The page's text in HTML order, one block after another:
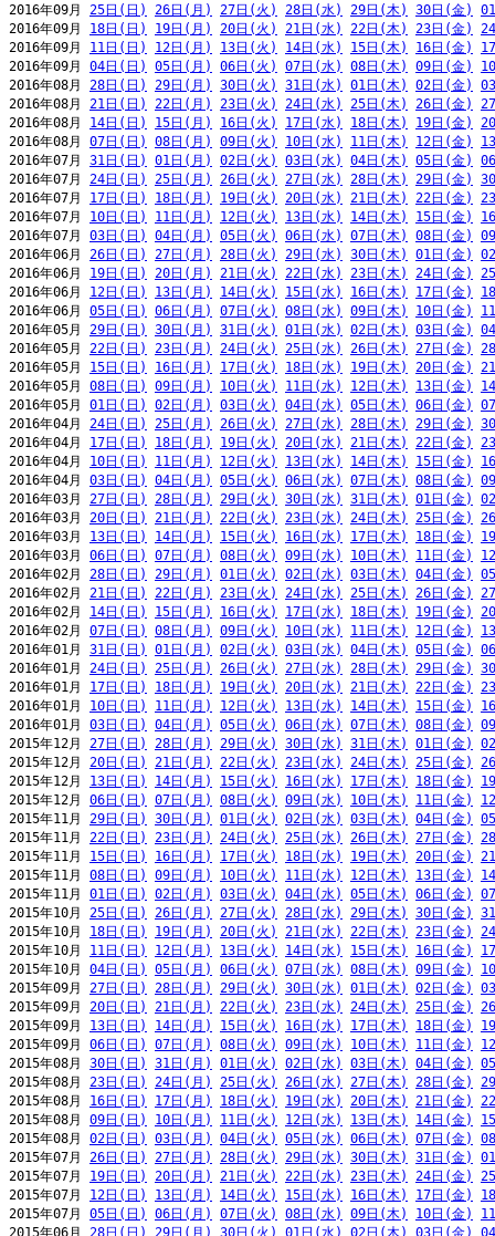
2016年09月 25日(日) 26日(月) 27日(火) 28日(水) 29日(木) 30日(金)
2016年09月 18日(日) 19日(月) 20日(火) 21日(水) 22日(木) 23日(金)
2016年09月 11日(日) 12日(月) 13日(火) 14日(水) 15日(木) 16日(金)
2016年09月 04日(日) 05日(月) 06日(火) 07日(水) 08日(木) 09日(金)
2016年08月 28日(日) 29日(月) 30日(火) 31日(水) 01日(木) 02日(金)
2016年08月 21日(日) 22日(月) 23日(火) 24日(水) 25日(木) 26日(金)
2016年08月 14日(日) 15日(月) 16日(火) 17日(水) 18日(木) 19日(金)
2016年08月 07日(日) 08日(月) 09日(火) 10日(水) 11日(木) 12日(金)
2016年07月 31日(日) 01日(月) 02日(火) 03日(水) 04日(木) 05日(金)
2016年07月 24日(日) 25日(月) 26日(火) 27日(水) 28日(木) 29日(金)
2016年07月 17日(日) 18日(月) 19日(火) 20日(水) 21日(木) 22日(金)
2016年07月 10日(日) 11日(月) 12日(火) 13日(水) 14日(木) 15日(金)
2016年07月 03日(日) 04日(月) 05日(火) 06日(水) 07日(木) 08日(金)
2016年06月 26日(日) 27日(月) 28日(火) 29日(水) 30日(木) 01日(金)
2016年06月 19日(日) 20日(月) 21日(火) 22日(水) 23日(木) 24日(金)
2016年06月 12日(日) 13日(月) 14日(火) 15日(水) 16日(木) 17日(金)
2016年06月 05日(日) 06日(月) 07日(火) 08日(水) 09日(木) 10日(金)
2016年05月 29日(日) 30日(月) 31日(火) 01日(水) 02日(木) 03日(金)
2016年05月 22日(日) 23日(月) 24日(火) 25日(水) 26日(木) 27日(金)
2016年05月 15日(日) 16日(月) 17日(火) 18日(水) 19日(木) 20日(金)
2016年05月 08日(日) 09日(月) 10日(火) 11日(水) 12日(木) 13日(金)
2016年05月 01日(日) 02日(月) 03日(火) 04日(水) 05日(木) 06日(金)
2016年04月 24日(日) 25日(月) 26日(火) 27日(水) 28日(木) 29日(金)
2016年04月 17日(日) 18日(月) 19日(火) 20日(水) 21日(木) 22日(金)
2016年04月 10日(日) 11日(月) 12日(火) 13日(水) 14日(木) 15日(金)
2016年04月 03日(日) 04日(月) 05日(火) 06日(水) 07日(木) 08日(金)
2016年03月 27日(日) 28日(月) 29日(火) 30日(水) 31日(木) 01日(金)
2016年03月 20日(日) 21日(月) 22日(火) 23日(水) 24日(木) 25日(金)
2016年03月 13日(日) 14日(月) 15日(火) 16日(水) 17日(木) 18日(金)
2016年03月 06日(日) 07日(月) 08日(火) 09日(水) 10日(木) 11日(金)
2016年02月 28日(日) 29日(月) 01日(火) 02日(水) 03日(木) 04日(金)
2016年02月 21日(日) 22日(月) 23日(火) 24日(水) 25日(木) 26日(金)
2016年02月 14日(日) 15日(月) 16日(火) 17日(水) 18日(木) 19日(金)
2016年02月 07日(日) 08日(月) 09日(火) 10日(水) 11日(木) 12日(金)
2016年01月 31日(日) 01日(月) 02日(火) 03日(水) 04日(木) 05日(金)
2016年01月 24日(日) 25日(月) 26日(火) 27日(水) 28日(木) 29日(金)
2016年01月 17日(日) 18日(月) 19日(火) 20日(水) 21日(木) 22日(金)
2016年01月 10日(日) 11日(月) 12日(火) 13日(水) 14日(木) 15日(金)
2016年01月 03日(日) 04日(月) 05日(火) 06日(水) 07日(木) 08日(金)
2015年12月 27日(日) 28日(月) 29日(火) 30日(水) 31日(木) 01日(金)
2015年12月 20日(日) 21日(月) 22日(火) 23日(水) 24日(木) 25日(金)
2015年12月 13日(日) 14日(月) 15日(火) 16日(水) 17日(木) 18日(金)
2015年12月 06日(日) 07日(月) 08日(火) 09日(水) 10日(木) 11日(金)
2015年11月 29日(日) 30日(月) 01日(火) 02日(水) 03日(木) 04日(金)
2015年11月 22日(日) 23日(月) 24日(火) 25日(水) 26日(木) 27日(金)
2015年11月 15日(日) 16日(月) 17日(火) 18日(水) 19日(木) 20日(金)
2015年11月 08日(日) 09日(月) 10日(火) 11日(水) 12日(木) 13日(金)
2015年11月 01日(日) 02日(月) 03日(火) 04日(水) 05日(木) 06日(金)
2015年10月 25日(日) 26日(月) 27日(火) 28日(水) 29日(木) 30日(金)
2015年10月 18日(日) 19日(月) 20日(火) 21日(水) 22日(木) 23日(金)
2015年10月 11日(日) 12日(月) 13日(火) 14日(水) 15日(木) 16日(金)
2015年10月 04日(日) 05日(月) 06日(火) 07日(水) 08日(木) 09日(金)
2015年09月 27日(日) 28日(月) 29日(火) 30日(水) 01日(木) 02日(金)
2015年09月 20日(日) 21日(月) 22日(火) 23日(水) 24日(木) 25日(金)
2015年09月 13日(日) 14日(月) 15日(火) 16日(水) 17日(木) 18日(金)
2015年09月 06日(日) 07日(月) 08日(火) 09日(水) 10日(木) 11日(金)
2015年08月 30日(日) 31日(月) 01日(火) 02日(水) 03日(木) 04日(金)
2015年08月 23日(日) 24日(月) 25日(火) 26日(水) 27日(木) 28日(金)
2015年08月 16日(日) 17日(月) 18日(火) 19日(水) 20日(木) 21日(金)
2015年08月 09日(日) 10日(月) 11日(火) 12日(水) 13日(木) 14日(金)
2015年08月 02日(日) 03日(月) 04日(火) 05日(水) 06日(木) 07日(金)
2015年07月 26日(日) 27日(月) 28日(火) 29日(水) 30日(木) 31日(金)
2015年07月 19日(日) 20日(月) 21日(火) 22日(水) 23日(木) 24日(金)
2015年07月 12日(日) 13日(月) 14日(火) 15日(水) 16日(木) 17日(金)
2015年07月 05日(日) 06日(月) 07日(火) 08日(水) 09日(木) 10日(金)
2015年06月 28日(日) 29日(月) 30日(火) 01日(水) 02日(木) 03日(金)